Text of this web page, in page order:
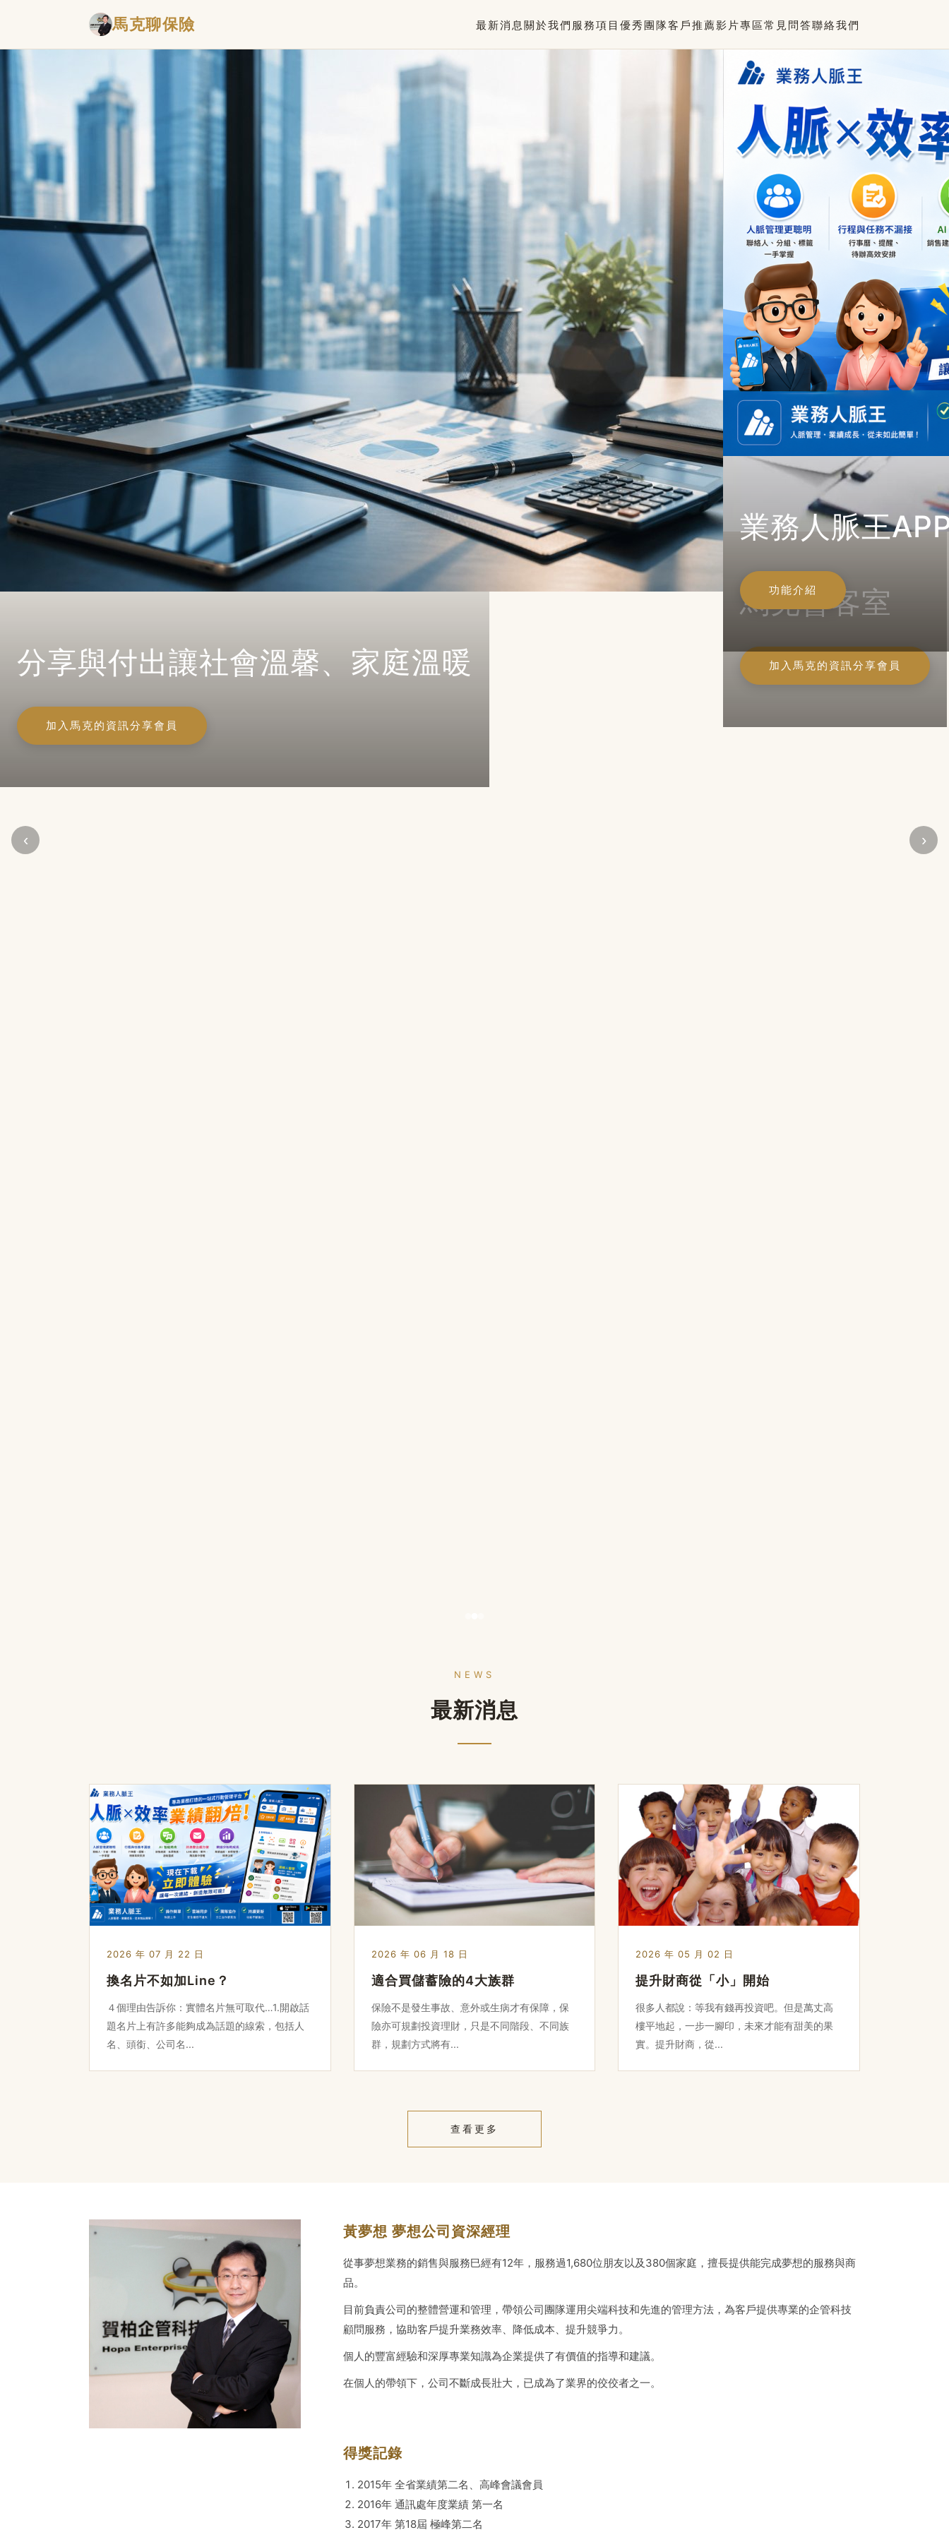
馬克聊保險 最新消息 關於我們 服務項目 優秀團隊客戶推薦影片專區常見問答聯絡我們
馬克會客室
加入馬克的資訊分享會員
分享與付出讓社會溫馨、家庭溫暖
加入馬克的資訊分享會員
業務人脈王
功能介紹
‹ ›
NEWS
最新消息
2026 年 07 月 22 日
換名片不如加Line？
４個理由告訴你：實體名片無可取代…1.開啟話
題名片上有許多能夠成為話題的線索，包括人
名、頭銜、公司名...
2026 年 06 月 18 日
適合買儲蓄險的4大族群
保險不是發生事故、意外或生病才有保障，保
險亦可規劃投資理財，只是不同階段、不同族
群，規劃方式將有...
2026 年 05 月 02 日
提升財商從「小」開始
很多人都說：等我有錢再投資吧。但是萬丈高
樓平地起，一步一腳印，未來才能有甜美的果
實。提升財商，從...
查看更多
黃夢想 夢想公司資深經理
從事夢想業務的銷售與服務巳經有12年，服務過1,680位朋友以及380個家庭，擅長提供能完成夢想的服務與商
品。
目前負責公司的整體營運和管理，帶領公司團隊運用尖端科技和先進的管理方法，為客戶提供專業的企管科技
顧問服務，協助客戶提升業務效率、降低成本、提升競爭力。
個人的豐富經驗和深厚專業知識為企業提供了有價值的指導和建議。
在個人的帶領下，公司不斷成長壯大，已成為了業界的佼佼者之一。
得獎記錄
2015年 全省業績第二名、高峰會議會員
2016年 通訊處年度業績 第一名
2017年 第18屆 極峰第二名